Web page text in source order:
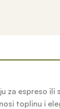
za espreso ili
toplinu i